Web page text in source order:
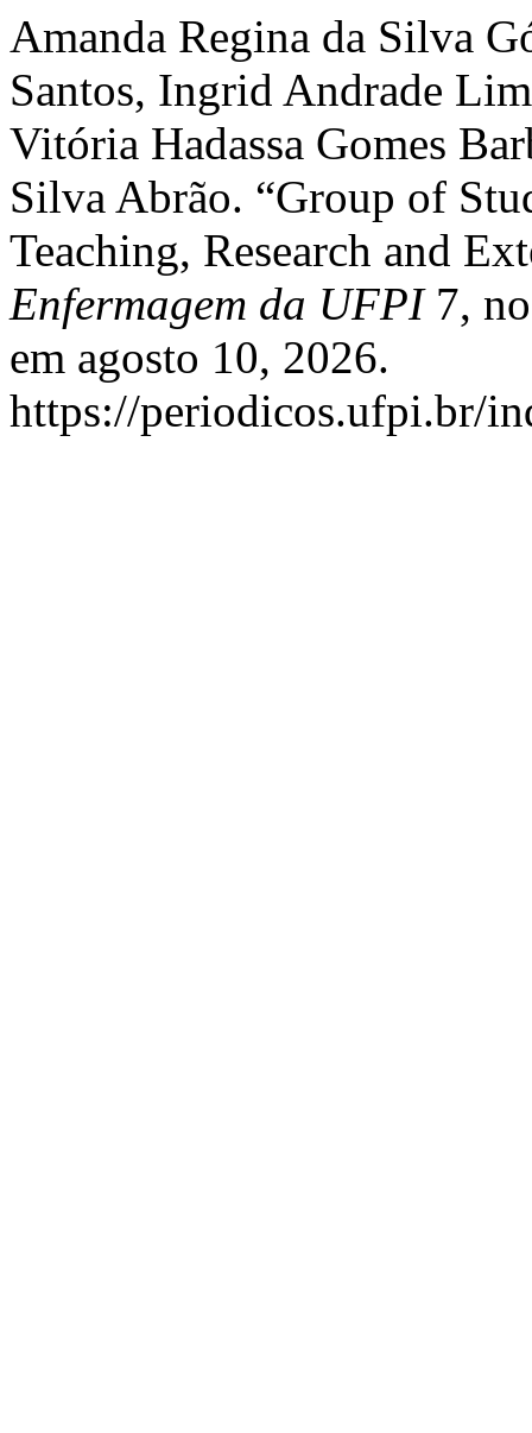
Amanda Regina da Silva
Santos, Ingrid Andrade
Vitória Hadassa Gomes
Silva Abrão. “Group of
Teaching, Research and
Enfermagem da UFPI7,
em agosto 10, 2026.
https://periodicos.ufpi.br/